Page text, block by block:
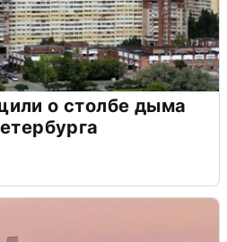
о столбе дыма